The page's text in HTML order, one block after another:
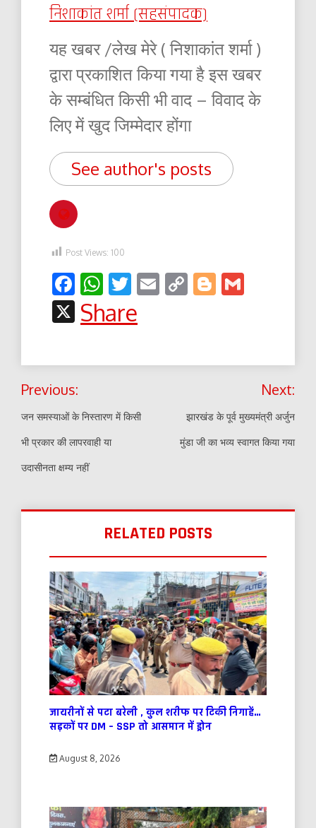
निशाकांत शर्मा (सहसंपादक)
यह खबर /लेख मेरे ( निशाकांत शर्मा )
द्वारा प्रकाशित किया गया है इस खबर
के सम्बंधित किसी भी वाद – विवाद के
लिए में खुद जिम्मेदार होंगा
See author's posts
Post Views: 100
Facebook
WhatsApp
Twitter
EmailCopyBlogger
X
Share
Post
navigation
Previous:
जन समस्याओं के निस्तारण में किसी
भी प्रकार की लापरवाही या
उदासीनता क्षम्य नहीं
Next:
झारखंड के पूर्व मुख्यमंत्री अर्जुन
मुंडा जी का भव्य स्वागत किया गया
RELATED POSTS
जायरीनों से पटा बरेली , कुल शरीफ पर टिकी निगाहें…
सड़कों पर DM – SSP तो आसमान में ड्रोन
August 8, 2026